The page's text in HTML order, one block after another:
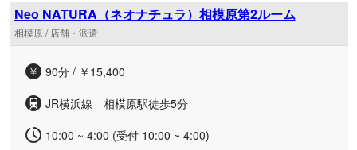
言葉遣いや礼儀作法、そして包み込むような癒やしの雰囲気
を併せ持つ大人の女性のみを厳選しております。 施術の前に
はカウンセリングを丁寧に行い、お客様のその日の体調やご
アとは一線を画した、深い安らぎへと導くアプローチを徹底
広々とした贅沢な非日常空間をご用意。ゆったりとした時間
の流れる完全個室で、心身ともに満たされる至福のひと時を
心ゆくまでお楽しみください。
Neo NATURA（ネオナチュラ）相模原第2ルーム
相模原 / 店舗・派遣
90分 / ￥15,400
JR横浜線 相模原駅徒歩5分
10:00 ~ 4:00 (受付 10:00 ~ 4:00)